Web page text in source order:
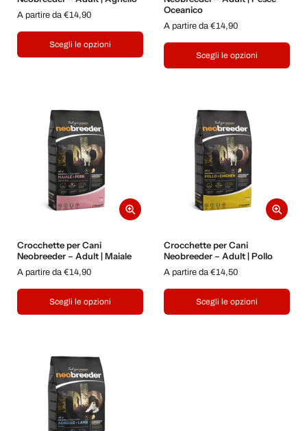
A partire da €14,90
Scegli le opzioni
Oceanico
A partire da €14,90
Scegli le opzioni
Crocchette per Cani
Neobreeder – Adult | Maiale
A partire da €14,90
Scegli le opzioni
Crocchette per Cani
Neobreeder – Adult | Pollo
A partire da €14,50
Scegli le opzioni